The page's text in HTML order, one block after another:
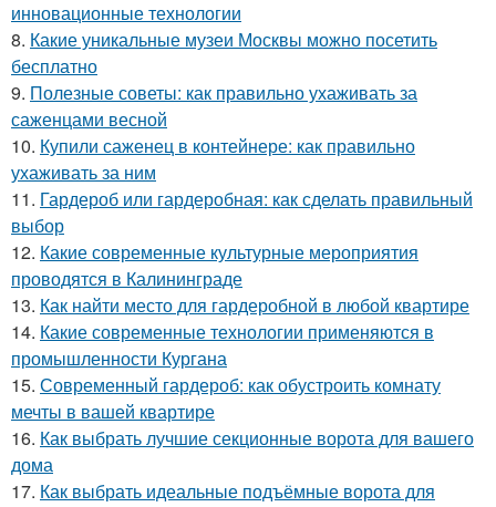
инновационные технологии
8. Какие уникальные музеи Москвы можно посетить
бесплатно
9. Полезные советы: как правильно ухаживать за
саженцами весной
10. Купили саженец в контейнере: как правильно
ухаживать за ним
11. Гардероб или гардеробная: как сделать правильный
выбор
12. Какие современные культурные мероприятия
проводятся в Калининграде
13. Как найти место для гардеробной в любой квартире
14. Какие современные технологии применяются в
промышленности Кургана
15. Современный гардероб: как обустроить комнату
мечты в вашей квартире
16. Как выбрать лучшие секционные ворота для вашего
дома
17. Как выбрать идеальные подъёмные ворота для